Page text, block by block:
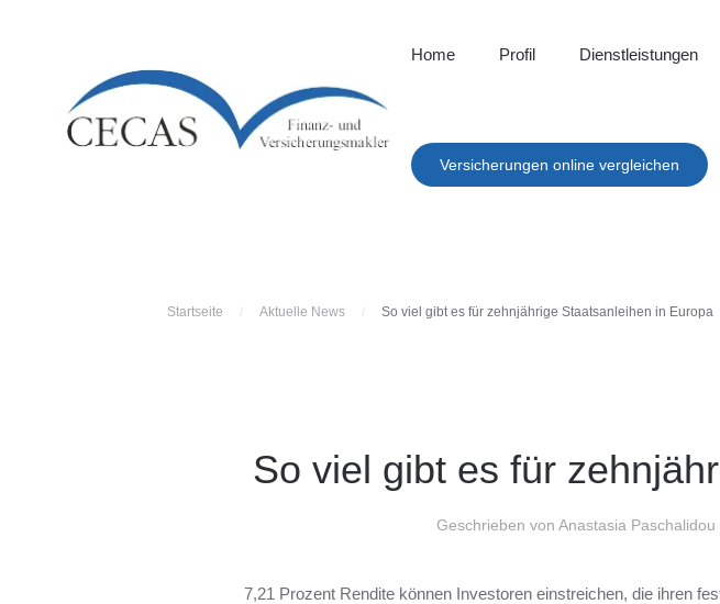
Home Profil Dienstleistungen
Versicherungen online vergleichen
Startseite Aktuelle News So viel gibt es für zehnjährige Staatsanleihen in Europa
So viel gibt es für
Geschrieben von Anastasia Paschalidou
7,21 Prozent Rendite können Investoren einstreichen, die ihren